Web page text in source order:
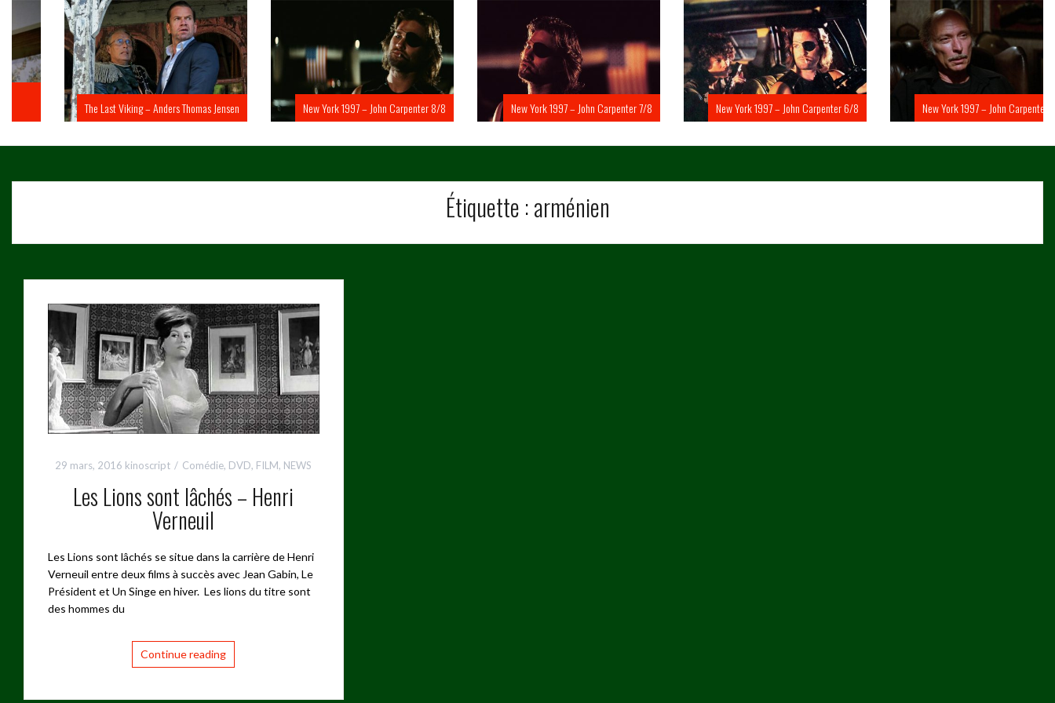
The Last Viking – Anders Thomas Jensen New York 1997 – John Carpenter 8/8 New York 1997 – John Carpenter 7/8 New York 1997 – John Carpenter 6/8 New York 1997 – John Carpenter 5/8
Étiquette :arménien
29 mars, 2016 kinoscript Comédie, DVD, FILM, NEWS
Les Lions sont lâchés – Henri
Verneuil
Les Lions sont lâchés se situe dans la carrière de Henri
Verneuil entre deux films à succès avec Jean Gabin, Le
Président et Un Singe en hiver. Les lions du titre sont
des hommes du
Continue reading